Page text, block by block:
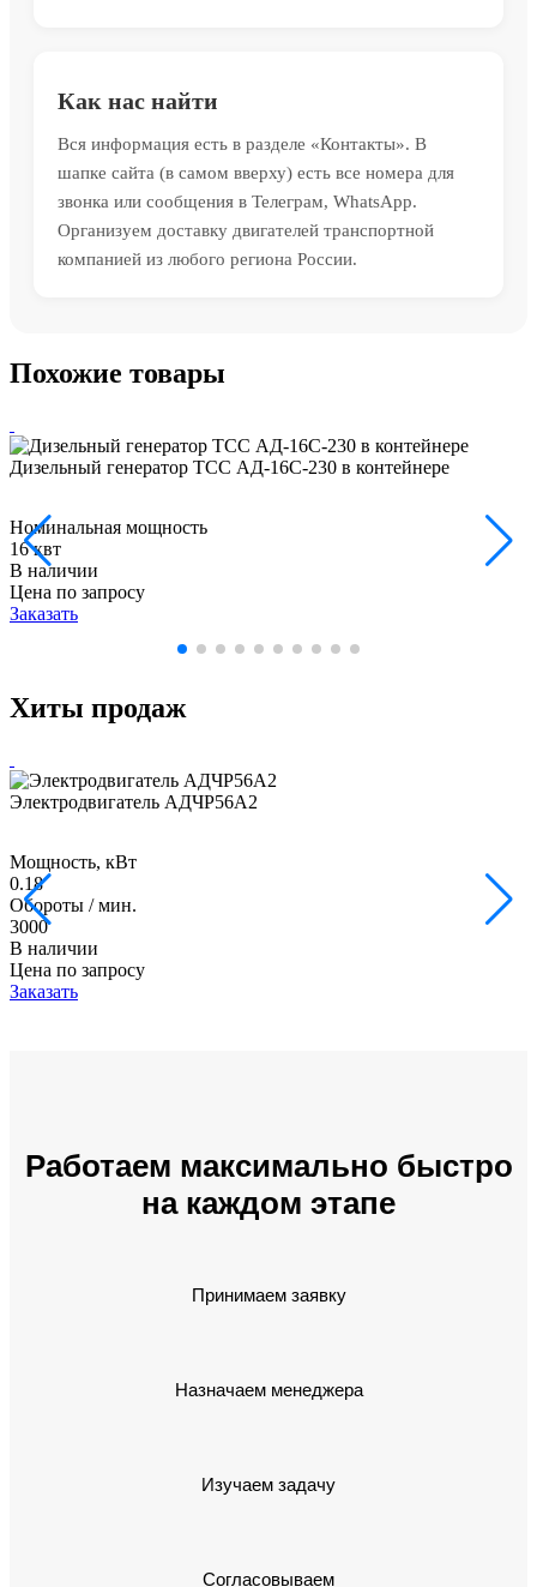
Как нас найти
Вся информация есть в разделе «Контакты». В
шапке сайта (в самом вверху) есть все номера для
звонка или сообщения в Телеграм, WhatsApp.
Организуем доставку двигателей транспортной
компанией из любого региона России.
Похожие товары
Дизельный генератор ТСС АД-16С-230 в контейнере
Номинальная мощность
16 квт
В наличии
Цена по запросу
Заказать
Хиты продаж
Электродвигатель АДЧР56А2
Мощность, кВт
0.18
Обороты / мин.
3000
В наличии
Цена по запросу
Заказать
Работаем максимально быстро
на каждом этапе
Принимаем заявку
Назначаем менеджера
Изучаем задачу
Согласовываем